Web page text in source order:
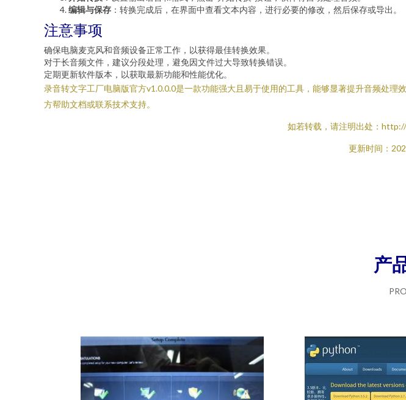
编辑与保存 ：转换完成后，在界面中查看文本内容，进行必要的修改，然后保存或导出。
注意事项
确保电脑麦克风和音频设备正常工作，以获得最佳转换效果。
对于长音频文件，建议分段处理，避免因文件过大导致转换错误。
定期更新软件版本，以获取最新功能和性能优化。
录音转文字工厂电脑版官方v1.0.0.0是一款功能强大且易于使用的工具，能够显著提升音频处
方帮助文档或联系技术支持。
如若转载，请注明出处：
更新时间：
产